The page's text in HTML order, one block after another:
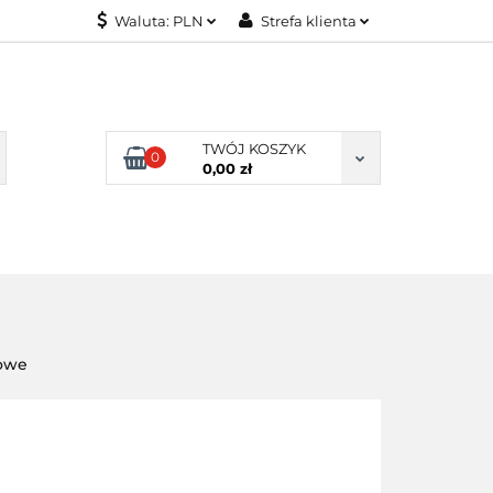
Waluta: PLN Strefa klienta
Dodaj zgłoszenie
Zgody cookies
0
TWÓJ KOSZYK
0,00 zł
KONTAKT